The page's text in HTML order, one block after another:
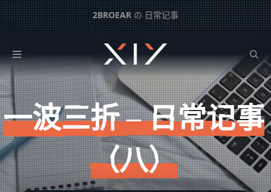
2BROEARの 日常记事
一波三折 – 日常记事（八）
下一篇：复查CT – 日常记事（七）
一波三折 – 日常记事
（八）